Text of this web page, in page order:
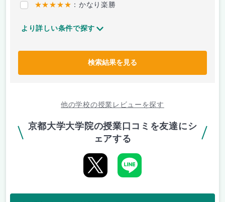
★★★★★ ：かなり楽勝
より詳しい条件で探す
検索結果を見る
他の学校の授業レビューを探す
京都大学大学院の授業口コミを友達にシ
ェアする